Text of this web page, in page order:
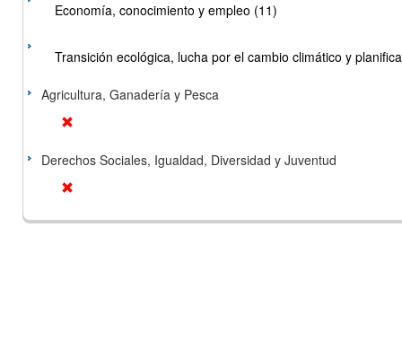
Economía, conocimiento y empleo (11)
Transición ecológica, lucha por el cambio climático y
Agricultura, Ganadería y Pesca
Derechos Sociales, Igualdad, Diversidad y Juventud